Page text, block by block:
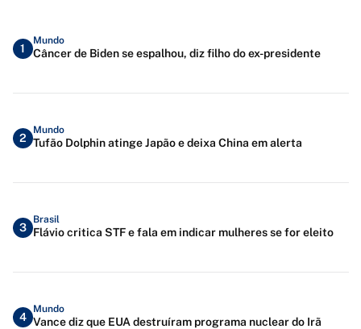
1
Mundo
Câncer de Biden se espalhou, diz filho do ex-presidente
2
Mundo
Tufão Dolphin atinge Japão e deixa China em alerta
3
Brasil
Flávio critica STF e fala em indicar mulheres se for eleito
4
Mundo
Vance diz que EUA destruíram programa nuclear do Irã